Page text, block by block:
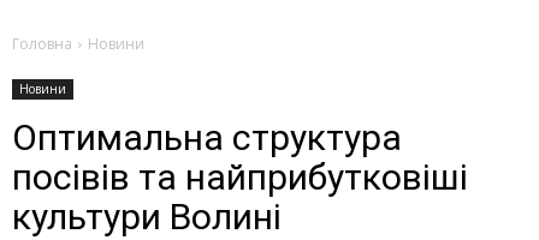
Головна Новини
Новини
Оптимальна структура
посівів та найприбутковіші
культури Волині